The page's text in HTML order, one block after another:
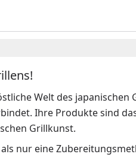
Welt des
Ihre Produkte sind
Grillkunst.
nur eine